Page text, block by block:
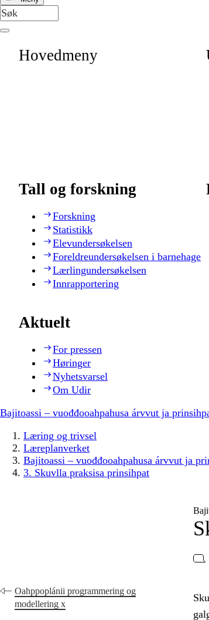
Hovedmeny
Tall og forskning
Forskning
Statistikk
Elevundersøkelsen
Foreldreundersøkelsen i barnehage
Lærlingundersøkelsen
Innrapportering
Aktuelt
For pressen
Høringer
Nyhetsvarsel
Om Udir
Bajitoassi – vuođđooahpahusa árvvut ja
Læring og trivsel
Læreplanverket
Bajitoassi – vuođđooahpahusa árvvut ja
3. Skuvlla praksisa prinsihpat
Oahppoplánii programmering og
modellering x